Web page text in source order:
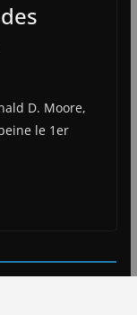
D. Moore,
le 1er